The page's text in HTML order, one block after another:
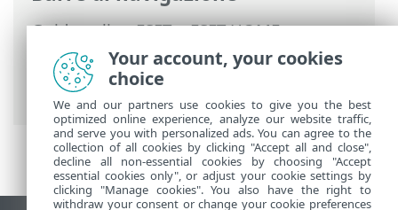
Guida online ESET>ESET HOME>
Utilizzare ESET HOME>Utenti>Funzioni
ESET assegnate all’utente >
Protection
> Dashboard
Your account, your cookies
choice
We and our partners use cookies to give you the best
optimized online experience, analyze our website traffic,
and serve you with personalized ads. You can agree to the
collection of all cookies by clicking "Accept all and close",
decline all non-essential cookies by choosing "Accept
essential cookies only", or adjust your cookie settings by
clicking "Manage cookies". You also have the right to
withdraw your consent or change your cookie preferences